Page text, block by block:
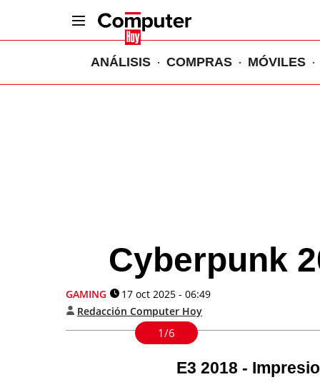
ANÁLISIS COMPRAS MÓVILES
Cyberpunk
GAMING
17 oct 2025 - 06:49
Redacción Computer Hoy
1/6
E3 2018 -